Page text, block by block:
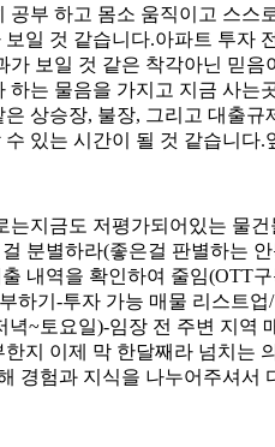
부 하고 몸소 움직이고 스
일 것 같습니다.아파트 투자
보일 것 같은 착각아닌 믿
는 물음을 가지고 지금 사
상승장, 불장, 그리고 대출
있는 시간이 될 것 같습니
지금도 저평가되어있는 물
분별하라(좋은걸 판별하는
내역을 확인하여 줄임(OTT
기-투자 가능 매물 리스트
~토요일)-임장 전 주변 지
지 이제 막 한달째라 넘치는
경험과 지식을 나누어주셔서